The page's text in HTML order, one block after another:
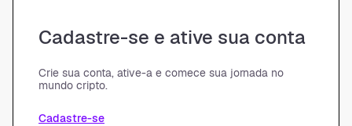
Cadastre-se e ative sua conta
Crie sua conta, ative-a e comece sua jornada no
mundo cripto.
Cadastre-se